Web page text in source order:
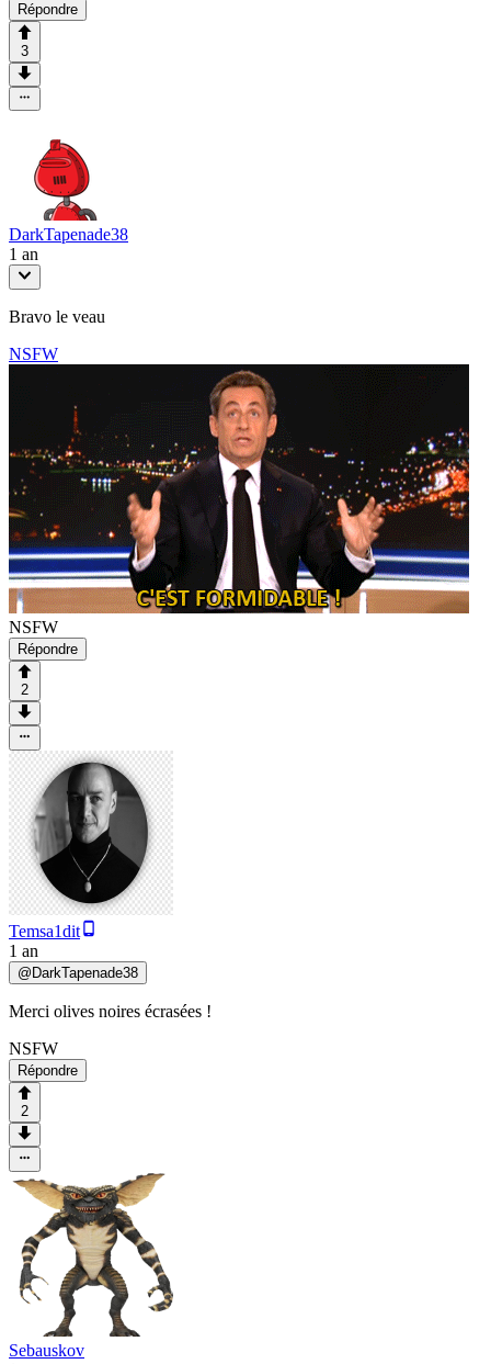
Répondre
3
DarkTapenade38
1 an
Bravo le veau
NSFW
NSFW
Répondre
2
Temsa1dit
1 an
@DarkTapenade38
Merci olives noires écrasées !
NSFW
Répondre
2
Sebauskov